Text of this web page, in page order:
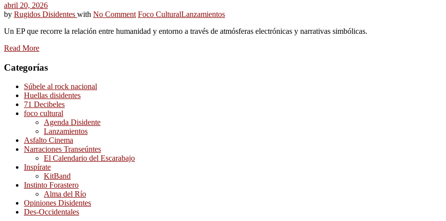
abril 20, 2026
by Rugidos Disidentes with No Comment Foco CulturalLanzamientos
Un EP que recorre la relación entre humanidad y entorno a través de atmósferas electrónicas y narrativas simbólicas.
Read More
Categorías
Súbele al rock nacional
Huellas disidentes
71 Decibeles
foco cultural
Agenda Disidente
Lanzamientos
Asfalto Cinema
Narraciones Transeúntes
El Calendario del Escarabajo
Inspírate
KitBand
Instinto Forastero
Alma del Río
Opiniones Disidentes
Des-Occidentales